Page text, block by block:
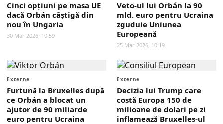
Cinci opțiuni pe masa UE
dacă Orbán câștigă din
nou în Ungaria
30 Mar 2026, 10:59
Veto-ul lui Orbán la 90
mld. euro pentru Ucraina
zguduie Uniunea
Europeană
25 Mar 2026, 10:19
Externe
Furtună la Bruxelles după
ce Orbán a blocat un
ajutor de 90 miliarde
euro pentru Ucraina
Externe
Decizia lui Trump care
costă Europa 150 de
milioane de dolari pe zi
inflamează Bruxelles-ul